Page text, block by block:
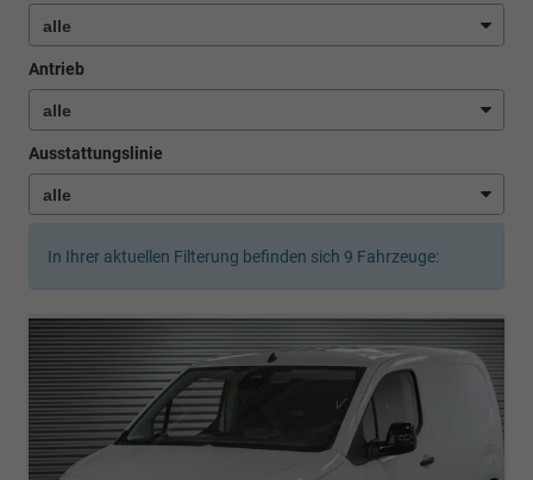
Antrieb
Ausstattungslinie
In Ihrer aktuellen Filterung befinden sich 9 Fahrzeuge: